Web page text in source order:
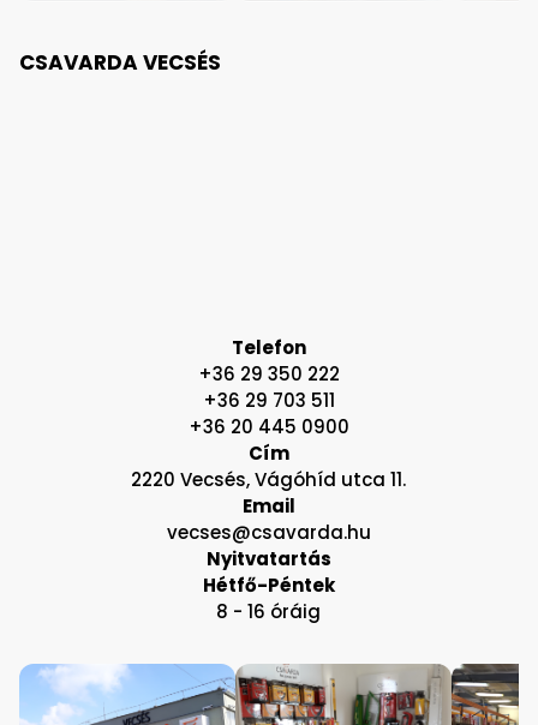
CSAVARDA VECSÉS
Telefon
+36 29 350 222
+36 29 703 511
+36 20 445 0900
Cím
2220 Vecsés, Vágóhíd utca 11.
Email
vecses@csavarda.hu
Nyitvatartás
Hétfő-Péntek
8 - 16 óráig